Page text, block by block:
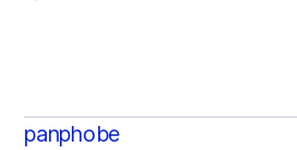
panphobe